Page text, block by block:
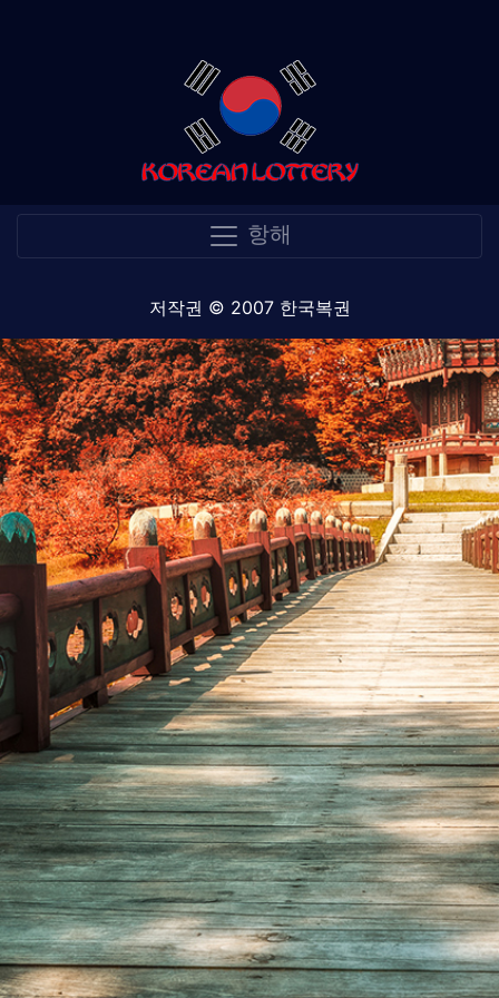
항해
저작권 © 2007 한국복권